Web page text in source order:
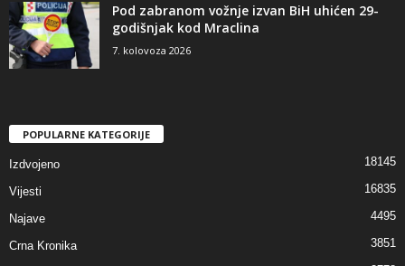
Pod zabranom vožnje izvan BiH uhićen 29-
godišnjak kod Mraclina
7. kolovoza 2026
POPULARNE KATEGORIJE
Izdvojeno 18145
Vijesti 16835
Najave 4495
Crna Kronika 3851